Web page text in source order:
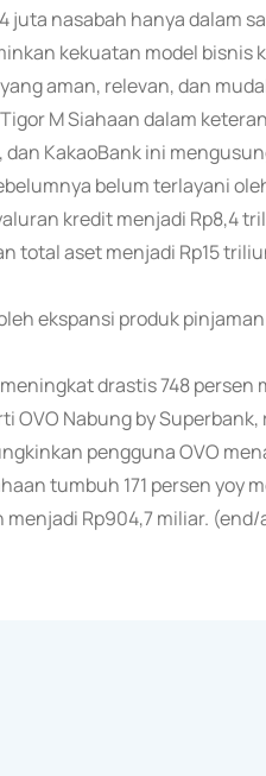
juta nasabah hanya dalam
kekuatan model
aman, relevan, dan
M Siahaan dalam
dan KakaoBank ini
belum terlayani
kredit menjadi Rp8,4
aset menjadi Rp15
ekspansi produk
drastis 748
OVO Nabung by
pengguna OVO
tumbuh 171 persen yoy
Rp904,7 miliar.